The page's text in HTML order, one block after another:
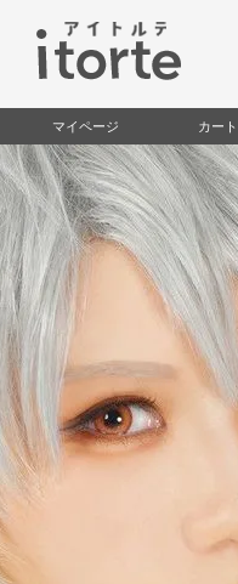
マイページ カート
検索